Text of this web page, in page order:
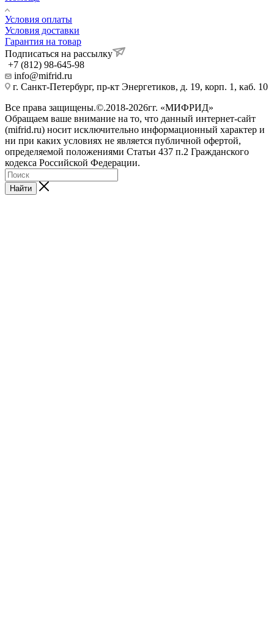
Условия оплаты
Условия доставки
Гарантия на товар
Подписаться на рассылку
+7 (812) 98-645-98
info@mifrid.ru
г. Санкт-Петербург, пр-кт Энергетиков, д. 19, корп. 1, каб. 10
Все права защищены.©.2018-2026гг. «МИФРИД»
Обращаем ваше внимание на то, что данный интернет-сайт
(mifrid.ru) носит исключительно информационный характер и
ни при каких условиях не является публичной офертой,
определяемой положениями Статьи 437 п.2 Гражданского
кодекса Российской Федерации.
Найти